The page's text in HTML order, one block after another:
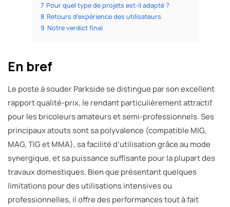
7 Pour quel type de projets est-il adapté ?
8 Retours d’expérience des utilisateurs
9 Notre verdict final
En bref
Le poste à souder Parkside se distingue par son excellent
rapport qualité-prix, le rendant particulièrement attractif
pour les bricoleurs amateurs et semi-professionnels. Ses
principaux atouts sont sa polyvalence (compatible MIG,
MAG, TIG et MMA), sa facilité d’utilisation grâce au mode
synergique, et sa puissance suffisante pour la plupart des
travaux domestiques. Bien que présentant quelques
limitations pour des utilisations intensives ou
professionnelles, il offre des performances tout à fait